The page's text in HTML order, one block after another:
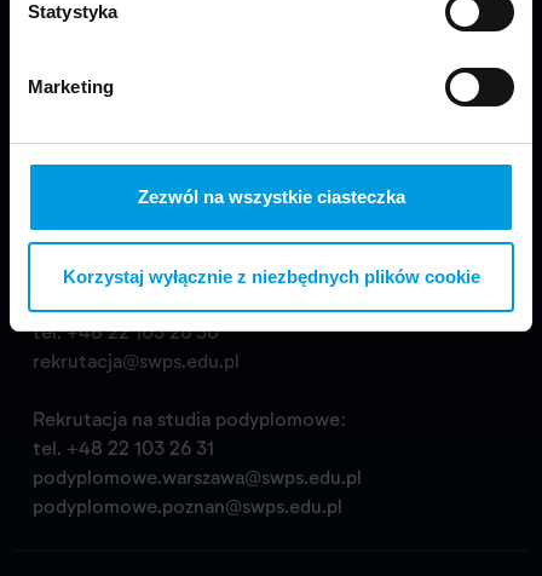
Statystyka
Marketing
Zezwól na wszystkie ciasteczka
Korzystaj wyłącznie z niezbędnych plików cookie
Wydział Projektowania:
03-815 Warszawa
biuropro@swps.edu.pl
tel.+48 22 103 26 30
rekrutacja@swps.edu.pl
Rekrutacja na studia podyplomowe:
tel. +48 22 103 26 31
podyplomowe.warszawa@swps.edu.pl
podyplomowe.poznan@swps.edu.pl